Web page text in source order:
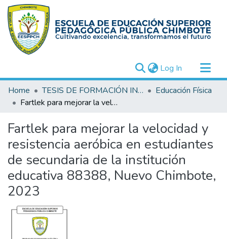
Log In (current)
Communities & Collections
All of DSpace
Home TESIS DE FORMACIÓN INICIAL DOCENTE (FID)
Educación Física
Fartlek para mejorar la velocidad y resistencia aeróbica en estudiantes de secundaria de la institución educativa 88388, Nuevo Chimbote, 2023
Fartlek para mejorar la velocidad y
resistencia aeróbica en estudiantes
de secundaria de la institución
educativa 88388, Nuevo Chimbote,
2023